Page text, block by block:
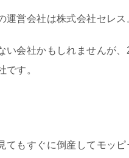
運営会社は株式会社セレス
い会社かもしれませんが
です。
てもすぐに倒産してモッピ